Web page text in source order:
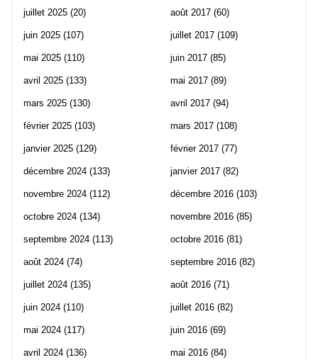
juillet 2025 (20)
juin 2025 (107)
mai 2025 (110)
avril 2025 (133)
mars 2025 (130)
février 2025 (103)
janvier 2025 (129)
décembre 2024 (133)
novembre 2024 (112)
octobre 2024 (134)
septembre 2024 (113)
août 2024 (74)
juillet 2024 (135)
juin 2024 (110)
mai 2024 (117)
avril 2024 (136)
août 2017 (60)
juillet 2017 (109)
juin 2017 (85)
mai 2017 (89)
avril 2017 (94)
mars 2017 (108)
février 2017 (77)
janvier 2017 (82)
décembre 2016 (103)
novembre 2016 (85)
octobre 2016 (81)
septembre 2016 (82)
août 2016 (71)
juillet 2016 (82)
juin 2016 (69)
mai 2016 (84)